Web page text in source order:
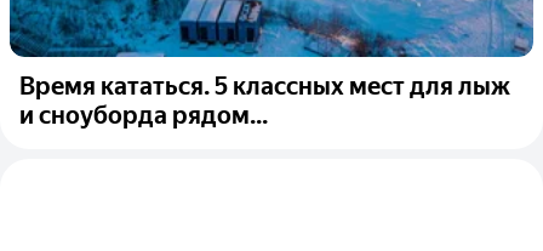
Время кататься. 5 классных мест для лыж
и сноуборда рядом...